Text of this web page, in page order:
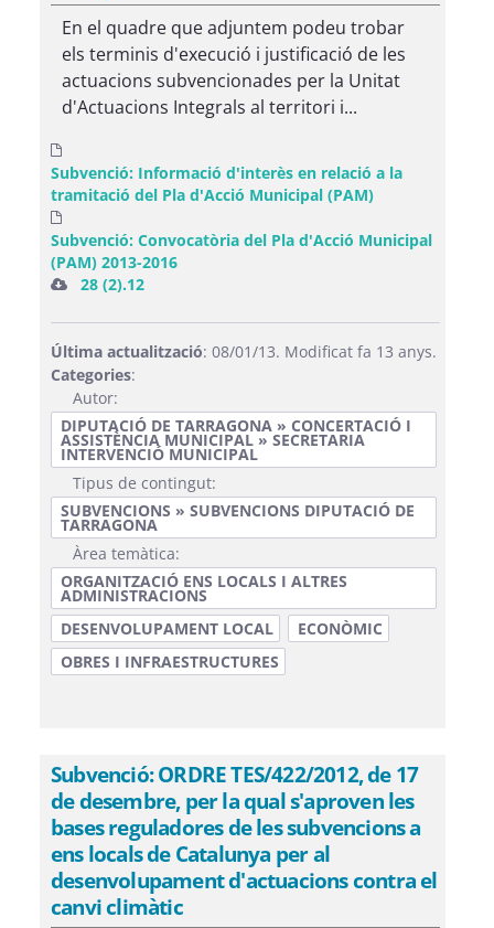
En el quadre que adjuntem podeu trobar
els terminis d'execució i justificació de les
actuacions subvencionades per la Unitat
d'Actuacions Integrals al territori i...
Subvenció: Informació d'interès en relació a la
tramitació del Pla d'Acció Municipal (PAM)
Subvenció: Convocatòria del Pla d'Acció Municipal
(PAM) 2013-2016
28 (2).12
Última actualització: 08/01/13. Modificat fa 13 anys.
Categories:
Autor:
DIPUTACIÓ DE TARRAGONA » CONCERTACIÓ I
ASSISTÈNCIA MUNICIPAL » SECRETARIA
INTERVENCIÓ MUNICIPAL
Tipus de contingut:
SUBVENCIONS » SUBVENCIONS DIPUTACIÓ DE
TARRAGONA
Àrea temàtica:
ORGANITZACIÓ ENS LOCALS I ALTRES
ADMINISTRACIONS
DESENVOLUPAMENT LOCAL
ECONÒMIC
OBRES I INFRAESTRUCTURES
Subvenció: ORDRE TES/422/2012, de 17
de desembre, per la qual s'aproven les
bases reguladores de les subvencions a
ens locals de Catalunya per al
desenvolupament d'actuacions contra el
canvi climàtic